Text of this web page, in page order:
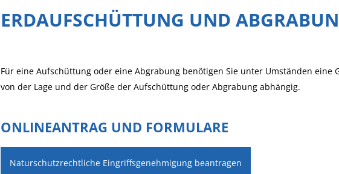
ERDAUFSCHÜTTUNG UND
Für eine Aufschüttung oder eine Abgrabung benötigen Sie unter Umständen eine
von der Lage und der Größe der Aufschüttung oder Abgrabung abhängig.
ONLINEANTRAG UND FORMULARE
Naturschutzrechtliche Eingriffsgenehmigung beantragen